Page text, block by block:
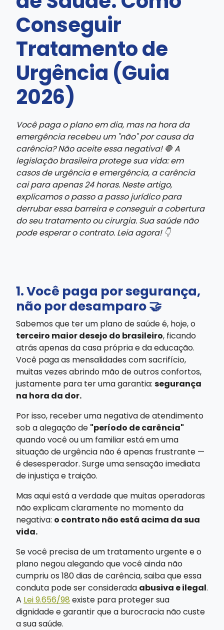
Conseguir
Tratamento de
Urgência (Guia
2026)
Você paga o plano em dia, mas na hora da
emergência recebeu um "não" por causa da
carência? Não aceite essa negativa! 🛑 A
legislação brasileira protege sua vida: em
casos de urgência e emergência, a carência
cai para apenas 24 horas. Neste artigo,
explicamos o passo a passo jurídico para
derrubar essa barreira e conseguir a cobertura
do seu tratamento ou cirurgia. Sua saúde não
pode esperar o contrato. Leia agora! 👇
1. Você paga por segurança,
não por desamparo 🤝
Sabemos que ter um plano de saúde é, hoje, o
terceiro maior desejo do brasileiro, ficando
atrás apenas da casa própria e da educação.
Você paga as mensalidades com sacrifício,
muitas vezes abrindo mão de outros confortos,
justamente para ter uma garantia: segurança
na hora da dor.
Por isso, receber uma negativa de atendimento
sob a alegação de "período de carência"
quando você ou um familiar está em uma
situação de urgência não é apenas frustrante —
é desesperador. Surge uma sensação imediata
de injustiça e traição.
Mas aqui está a verdade que muitas operadoras
não explicam claramente no momento da
negativa: o contrato não está acima da sua
vida.
Se você precisa de um tratamento urgente e o
plano negou alegando que você ainda não
cumpriu os 180 dias de carência, saiba que essa
conduta pode ser considerada abusiva e ilegal.
A Lei 9.656/98 existe para proteger sua
dignidade e garantir que a burocracia não custe
a sua saúde.